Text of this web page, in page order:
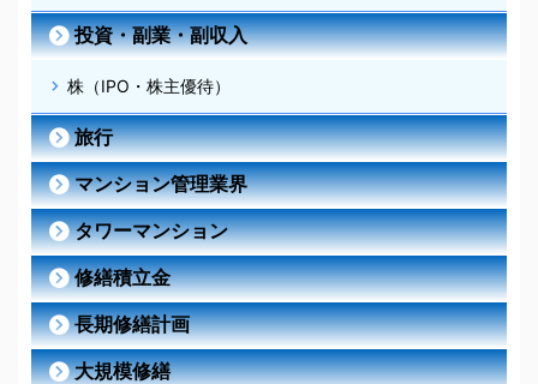
投資・副業・副収入
株（IPO・株主優待）
旅行
マンション管理業界
タワーマンション
修繕積立金
長期修繕計画
大規模修繕